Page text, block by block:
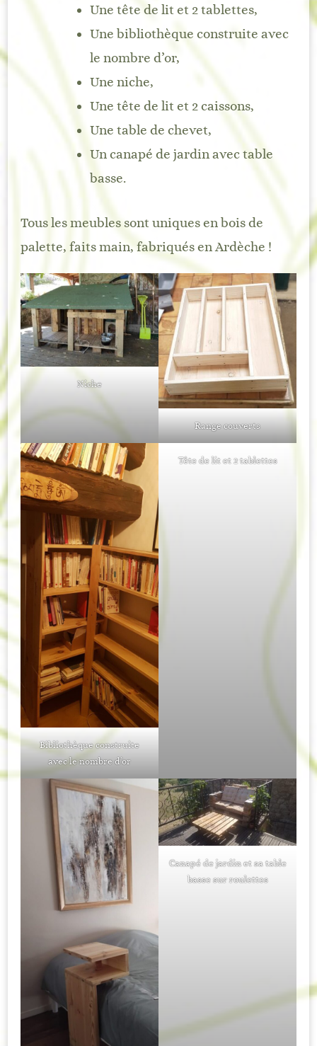
Une tête de lit et 2 tablettes,
Une bibliothèque construite avec
le nombre d’or,
Une niche,
Une tête de lit et 2 caissons,
Une table de chevet,
Un canapé de jardin avec table
basse.
Tous les meubles sont uniques en bois de
palette, faits main, fabriqués en Ardèche !
Niche
Range couverts
Bibliothèque construite
avec le nombre d’or
Tête de lit et 2 tablettes
Canapé de jardin et sa table
basse sur roulettes